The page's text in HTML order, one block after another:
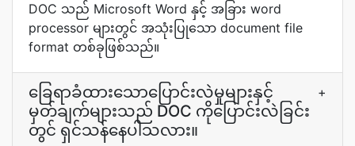
DOC သည် Microsoft Word နှင့် အခြား word
processor များတွင် အသုံးပြုသော document file
format တစ်ခုဖြစ်သည်။
ခြေရာခံထားသောပြောင်းလဲမှုများနှင့်
မှတ်ချက်များသည် DOC ကိုပြောင်းလဲခြင်း
တွင် ရှင်သန်နေပါသလား။
+